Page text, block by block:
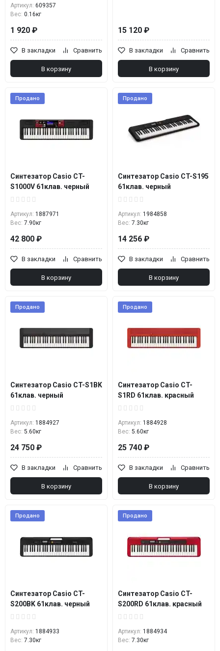
Артикул: 609357
Вес: 0.16кг
1 920 ₽
В закладки Сравнить
В корзину
15 120 ₽
В закладки Сравнить
В корзину
Продано
Синтезатор Casio CT-
S1000V 61клав. черный
Артикул: 1887971
Вес: 7.90кг
42 800 ₽
В закладки Сравнить
В корзину
Продано
Синтезатор Casio CT-S195
61клав. черный
Артикул: 1984858
Вес: 7.30кг
14 256 ₽
В закладки Сравнить
В корзину
Продано
Синтезатор Casio CT-S1BK
61клав. черный
Артикул: 1884927
Вес: 5.60кг
24 750 ₽
В закладки Сравнить
В корзину
Продано
Синтезатор Casio CT-
S1RD 61клав. красный
Артикул: 1884928
Вес: 5.60кг
25 740 ₽
В закладки Сравнить
В корзину
Продано
Синтезатор Casio CT-
S200BK 61клав. черный
Артикул: 1884933
Вес: 7.30кг
Продано
Синтезатор Casio CT-
S200RD 61клав. красный
Артикул: 1884934
Вес: 7.30кг